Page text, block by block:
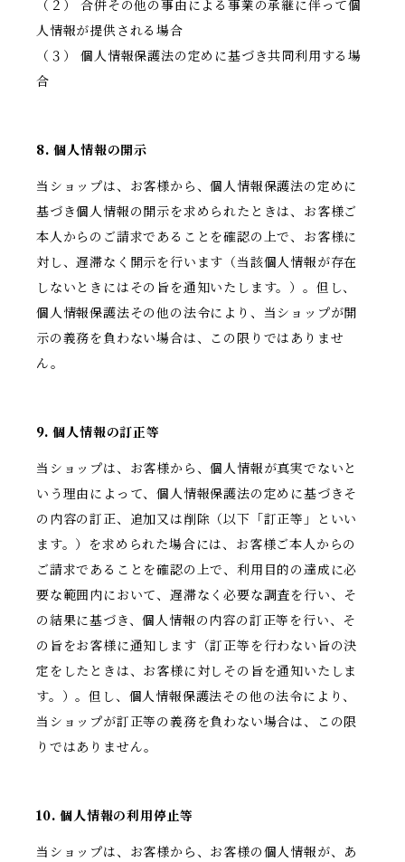
（２） 合併その他の事由による事業の承継に伴って個
人情報が提供される場合
（３） 個人情報保護法の定めに基づき共同利用する場
合
8. 個人情報の開示
当ショップは、お客様から、個人情報保護法の定めに
基づき個人情報の開示を求められたときは、お客様ご
本人からのご請求であることを確認の上で、お客様に
対し、遅滞なく開示を行います（当該個人情報が存在
しないときにはその旨を通知いたします。）。但し、
個人情報保護法その他の法令により、当ショップが開
示の義務を負わない場合は、この限りではありませ
ん。
9. 個人情報の訂正等
当ショップは、お客様から、個人情報が真実でないと
いう理由によって、個人情報保護法の定めに基づきそ
の内容の訂正、追加又は削除（以下「訂正等」といい
ます。）を求められた場合には、お客様ご本人からの
ご請求であることを確認の上で、利用目的の達成に必
要な範囲内において、遅滞なく必要な調査を行い、そ
の結果に基づき、個人情報の内容の訂正等を行い、そ
の旨をお客様に通知します（訂正等を行わない旨の決
定をしたときは、お客様に対しその旨を通知いたしま
す。）。但し、個人情報保護法その他の法令により、
当ショップが訂正等の義務を負わない場合は、この限
りではありません。
10. 個人情報の利用停止等
当ショップは、お客様から、お客様の個人情報が、あ